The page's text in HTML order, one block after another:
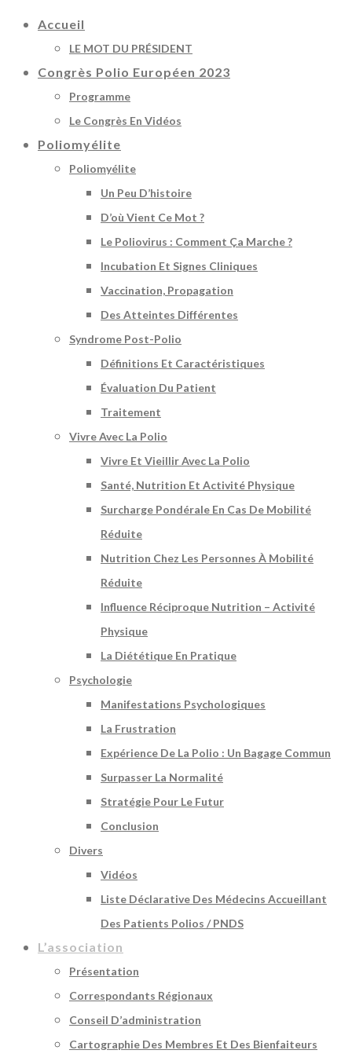
Accueil
LE MOT DU PRÉSIDENT
Congrès Polio Européen 2023
Programme
Le Congrès En Vidéos
Poliomyélite
Poliomyélite
Un Peu D’histoire
D’où Vient Ce Mot ?
Le Poliovirus : Comment Ça Marche ?
Incubation Et Signes Cliniques
Vaccination, Propagation
Des Atteintes Différentes
Syndrome Post-Polio
Définitions Et Caractéristiques
Évaluation Du Patient
Traitement
Vivre Avec La Polio
Vivre Et Vieillir Avec La Polio
Santé, Nutrition Et Activité Physique
Surcharge Pondérale En Cas De Mobilité
Réduite
Nutrition Chez Les Personnes À Mobilité
Réduite
Influence Réciproque Nutrition – Activité
Physique
La Diététique En Pratique
Psychologie
Manifestations Psychologiques
La Frustration
Expérience De La Polio : Un Bagage Commun
Surpasser La Normalité
Stratégie Pour Le Futur
Conclusion
Divers
Vidéos
Liste Déclarative Des Médecins Accueillant
Des Patients Polios / PNDS
L’association
Présentation
Correspondants Régionaux
Conseil D’administration
Cartographie Des Membres Et Des Bienfaiteurs